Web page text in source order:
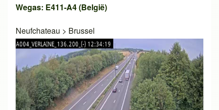
Wegas: E411-A4 (België)
Neufchateau > Brussel